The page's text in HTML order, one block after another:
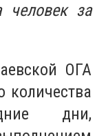
человек за
ОГА
количества
дни,